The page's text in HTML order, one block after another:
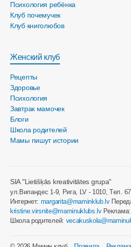
Психология ребёнка
Клуб почемучек
Клуб книголюбов
Женский клуб
Рецепты
Здоровье
Психология
Завтрак мамочек
Блоги
Школа родителей
Мамы пишут истории
SIA "Lietišķās kreativitātes grupa"
ул.Виландес 1-9, Рига, LV - 1010, Tел.
Интернет: margarita@maminklub.lv
kristine.virsnite@maminuklubs.lvРеклама:
Школа родителей: